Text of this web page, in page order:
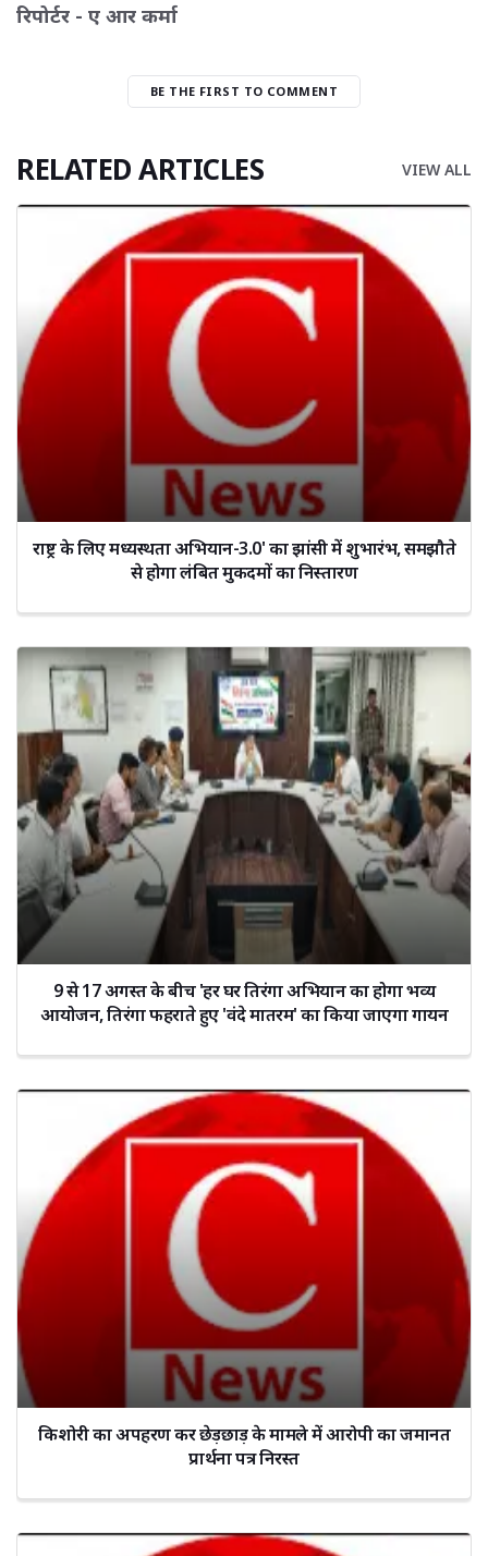
रिपोर्टर - ए आर कर्मा
BE THE FIRST TO COMMENT
RELATED ARTICLES VIEW ALL
राष्ट्र के लिए मध्यस्थता अभियान-3.0' का झांसी में शुभारंभ, समझौते
से होगा लंबित मुकदमों का निस्तारण
9 से 17 अगस्त के बीच 'हर घर तिरंगा अभियान का होगा भव्य
आयोजन, तिरंगा फहराते हुए 'वंदे मातरम' का किया जाएगा गायन
किशोरी का अपहरण कर छेड़छाड़ के मामले में आरोपी का जमानत
प्रार्थना पत्र निरस्त